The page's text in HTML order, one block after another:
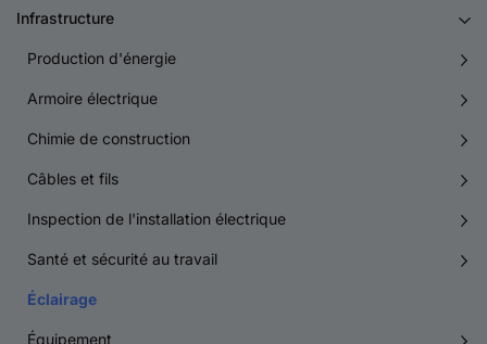
Infrastructure
Production d'énergie
Armoire électrique
Chimie de construction
Câbles et fils
Inspection de l'installation électrique
Santé et sécurité au travail
Éclairage
Équipement